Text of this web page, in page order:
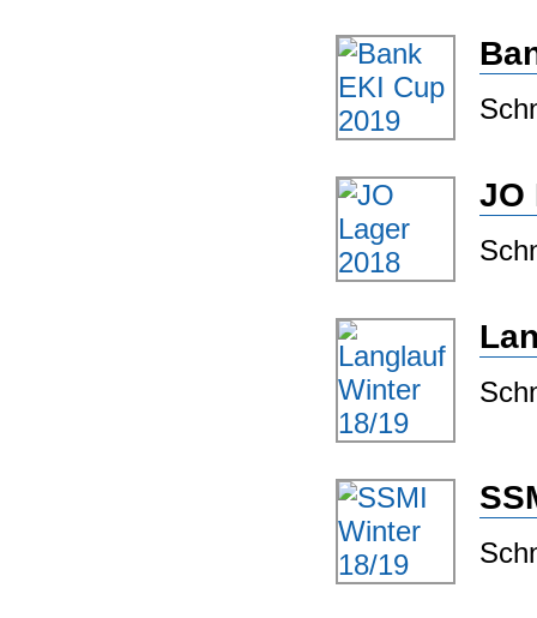
JO